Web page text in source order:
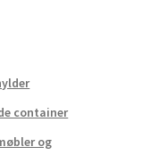
container
og